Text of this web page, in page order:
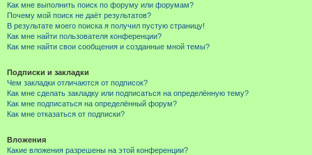
Как мне выполнить поиск по форуму или форумам?
Почему мой поиск не даёт результатов?
В результате моего поиска я получил пустую страницу!
Как мне найти пользователя конференции?
Как мне найти свои сообщения и созданные мной темы?
Подписки и закладки
Чем закладки отличаются от подписок?
Как мне сделать закладку или подписаться на определённую тему?
Как мне подписаться на определённый форум?
Как мне отказаться от подписки?
Вложения
Какие вложения разрешены на этой конференции?